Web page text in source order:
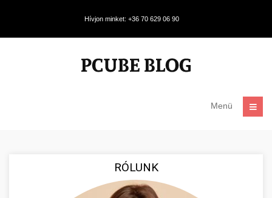
Hívjon minket: +36 70 629 06 90
Menü
RÓLUNK